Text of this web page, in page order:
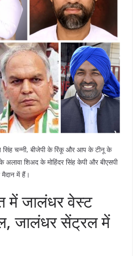
चन्नी, बीजेपी के रिंकू और आप के टीनू के
शिअद के मोहिंदर सिंह केपी और बीएसपी
में हैं।
में जालंधर वेस्ट
जालंधर सेंट्रल में